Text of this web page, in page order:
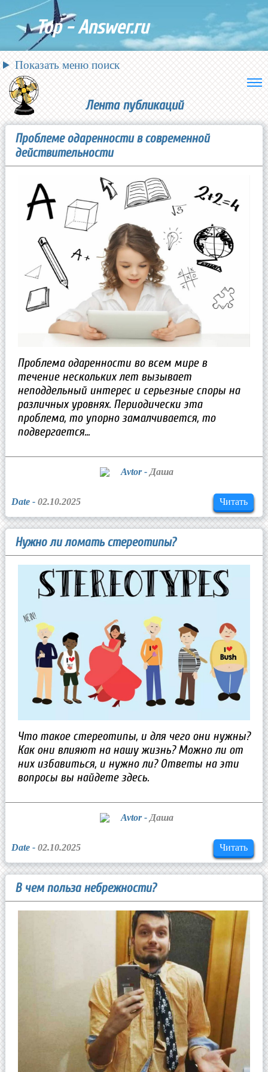
Top - Answer.ru
Показать меню поиск
Лента публикаций
Проблеме одаренности в современной
действительности
Проблема одаренности во всем мире в
течение нескольких лет вызывает
неподдельный интерес и серьезные споры на
различных уровнях. Периодически эта
проблема, то упорно замалчивается, то
подвергается...
Avtor - Даша
Date - 02.10.2025 Читать
Нужно ли ломать стереотипы?
Что такое стереотипы, и для чего они нужны?
Как они влияют на нашу жизнь? Можно ли от
них избавиться, и нужно ли? Ответы на эти
вопросы вы найдете здесь.
Avtor -Даша
Date - 02.10.2025 Читать
В чем польза небрежности?